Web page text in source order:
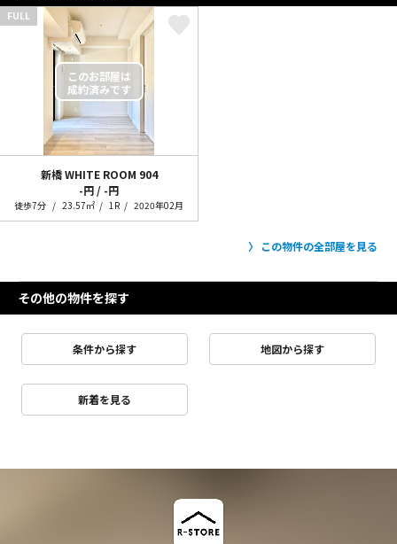
FULL
新橋 WHITE ROOM 904
-円 / -円
徒歩7分 23.57㎡ 1R 2020年02月
この物件の全部屋を見る
その他の物件を探す
条件から探す 地図から探す
新着を見る